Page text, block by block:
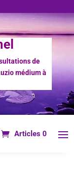
de
médium à
Articles 0